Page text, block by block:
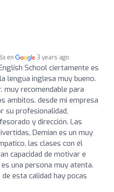
en 3 years ago
School ciertamente es
lengua inglesa muy bueno.
muy recomendable para
ambitos. desde mi empresa
su profesionalidad,
y dirección. Las
Demian es un muy
las clases con él
capacidad de motivar e
una persona muy atenta.
esta calidad hay pocas